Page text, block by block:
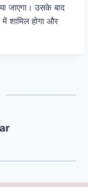
जाएगा। उसके बाद
शामिल होगा और